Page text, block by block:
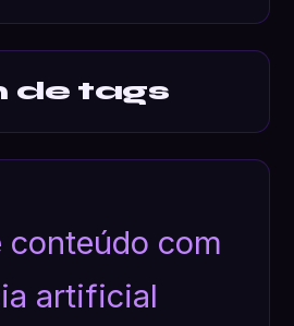
de tags
conteúdo com
artificial